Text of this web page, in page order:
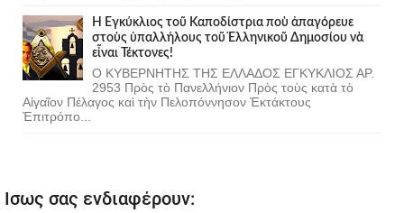
Ἡ Ἐγκύκλιος τοῦ Καποδίστρια ποὺ ἀπαγόρευε
στοὺς ὑπαλλήλους τοῦ Ἑλληνικοῦ Δημοσίου νὰ
εἶναι Τέκτονες!
Ο ΚΥΒΕΡΝΗΤΗΣ ΤΗΣ ΕΛΛΑΔΟΣ ΕΓΚΥΚΛΙΟΣ ΑΡ.
2953 Πρὸς τὸ Πανελλήνιον Πρὸς τοὺς κατὰ τὸ
Αἰγαῖον Πέλαγος καὶ τὴν Πελοπόννησον Ἐκτάκτους
Ἐπιτρόπο...